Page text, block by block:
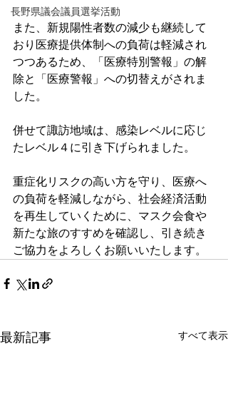
長野県議会議員選挙活動
また、新規陽性者数の減少も継続して
おり医療提供体制への負荷は軽減され
つつあるため、「医療特別警報」の解
除と「医療警報」への切替えがされま
した。
併せて諏訪地域は、感染レベルに応じ
たレベル４に引き下げられました。
重症化リスクの高い方を守り、医療へ
の負荷を軽減しながら、社会経済活動
を再生していくために、マスク会食や
新たな旅のすすめを確認し、引き続き
ご協力をよろしくお願いいたします。
最新記事 すべて表示